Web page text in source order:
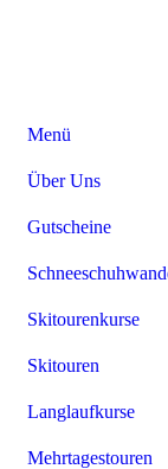
Menü
Über Uns
Gutscheine
Skitourenkurse
Skitouren
Langlaufkurse
Mehrtagestouren